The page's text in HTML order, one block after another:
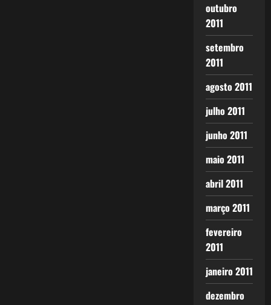
outubro
2011
setembro
2011
agosto 2011
julho 2011
junho 2011
maio 2011
abril 2011
março 2011
fevereiro
2011
janeiro 2011
dezembro